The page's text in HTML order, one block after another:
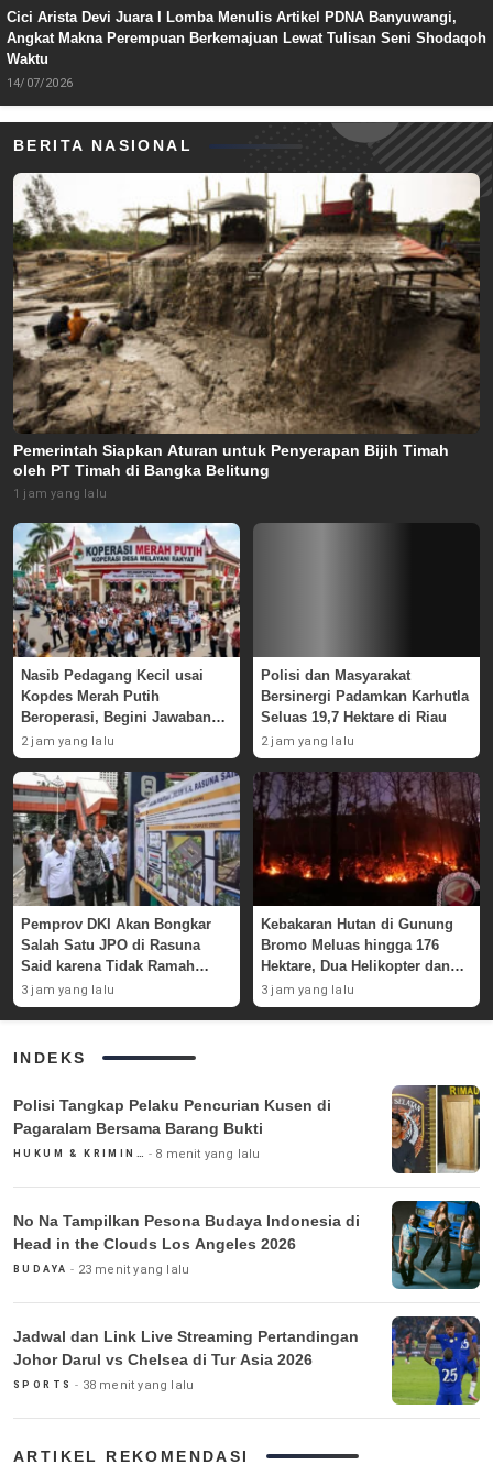
Cici Arista Devi Juara I Lomba Menulis Artikel PDNA Banyuwangi,
Angkat Makna Perempuan Berkemajuan Lewat Tulisan Seni Shodaqoh
Waktu
14/07/2026
BERITA NASIONAL
Pemerintah Siapkan Aturan untuk Penyerapan Bijih Timah
oleh PT Timah di Bangka Belitung
1 jam yang lalu
Nasib Pedagang Kecil usai
Kopdes Merah Putih
Beroperasi, Begini Jawaban
Pemerintah
2 jam yang lalu
Polisi dan Masyarakat
Bersinergi Padamkan Karhutla
Seluas 19,7 Hektare di Riau
2 jam yang lalu
Pemprov DKI Akan Bongkar
Salah Satu JPO di Rasuna
Said karena Tidak Ramah
Disabilitas
3 jam yang lalu
Kebakaran Hutan di Gunung
Bromo Meluas hingga 176
Hektare, Dua Helikopter dan
Drone Dikerahkan untuk
Pemadaman
3 jam yang lalu
INDEKS
Polisi Tangkap Pelaku Pencurian Kusen di
Pagaralam Bersama Barang Bukti
HUKUM & KRIMINAL 8 menit yang lalu
No Na Tampilkan Pesona Budaya Indonesia di
Head in the Clouds Los Angeles 2026
BUDAYA 23 menit yang lalu
Jadwal dan Link Live Streaming Pertandingan
Johor Darul vs Chelsea di Tur Asia 2026
SPORTS 38 menit yang lalu
ARTIKEL REKOMENDASI